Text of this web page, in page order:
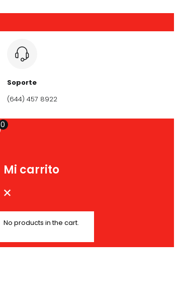
Soporte
(644) 457 8922
0
Mi carrito
No products in the cart.